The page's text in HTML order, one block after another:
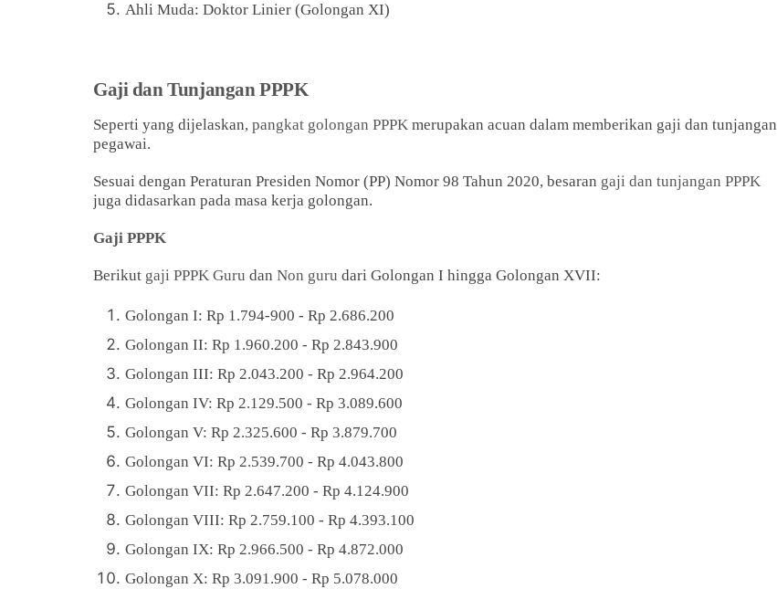
Ahli Muda: Doktor Linier (Golongan XI)
Gaji dan Tunjangan PPPK
Seperti yang dijelaskan, pangkat golongan PPPK merupakan acuan dalam memberikan gaji dan tunjangan
pegawai.
Sesuai dengan Peraturan Presiden Nomor (PP) Nomor 98 Tahun 2020, besaran gaji dan tunjangan PPPK
juga didasarkan pada masa kerja golongan.
Gaji PPPK
Berikut gaji PPPK Guru dan Non guru dari Golongan I hingga Golongan XVII:
Golongan I: Rp 1.794-900 - Rp 2.686.200
Golongan II: Rp 1.960.200 - Rp 2.843.900
Golongan III: Rp 2.043.200 - Rp 2.964.200
Golongan IV: Rp 2.129.500 - Rp 3.089.600
Golongan V: Rp 2.325.600 - Rp 3.879.700
Golongan VI: Rp 2.539.700 - Rp 4.043.800
Golongan VII: Rp 2.647.200 - Rp 4.124.900
Golongan VIII: Rp 2.759.100 - Rp 4.393.100
Golongan IX: Rp 2.966.500 - Rp 4.872.000
Golongan X: Rp 3.091.900 - Rp 5.078.000